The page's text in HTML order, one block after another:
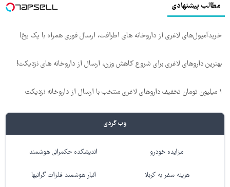
مطالب پیشنهادی
خریدآمپول‌های لاغری از داروخانه های اطرافت، ارسال فوری همراه با پک یخ!
بهترین داروهای لاغری برای شروع کاهش وزن، ارسال از داروخانه های نزدیکت!
۱ میلیون تومان تخفیف داروهای لاغری منتخب با ارسال از داروخانه نزدیکت
وب گردی
مزایده خودرو اندیشکده حکمرانی هوشمند
هزینه سفر به کربلا انبار هوشمند فلزات گرانبها